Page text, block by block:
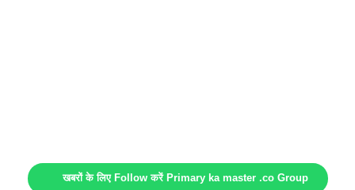
खबरों के लिए Follow करें Primary ka master .co Group